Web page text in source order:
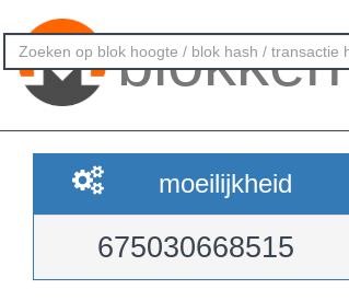
blokken
moeilijkheid
675030668515